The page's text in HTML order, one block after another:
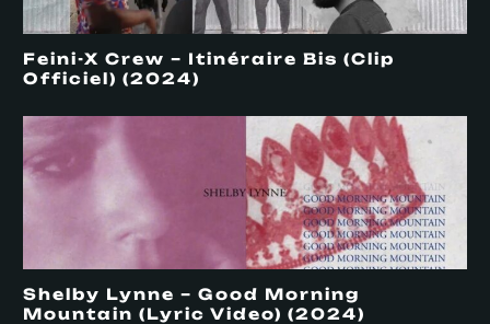
Feini-X Crew – Itinéraire Bis (Clip
Officiel) (2024)
Shelby Lynne – Good Morning
Mountain (Lyric Video) (2024)